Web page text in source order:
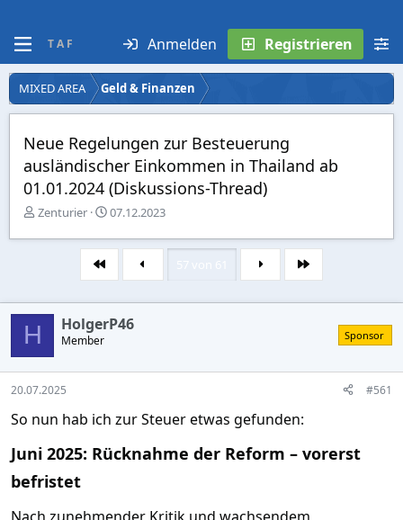
T A F Anmelden Registrieren
MIXED AREA Geld & Finanzen
Neue Regelungen zur Besteuerung
ausländischer Einkommen in Thailand ab
01.01.2024 (Diskussions-Thread)
E
s
l
e
r
Zenturier
E
s
e
l
t
07.12.2023
Erste Letzte
H HolgerP46
Member Sponsor
20.07.2025 #561
So nun hab ich zur Steuer etwas gefunden:
Juni 2025: Rücknahme der Reform – vorerst
befristet​